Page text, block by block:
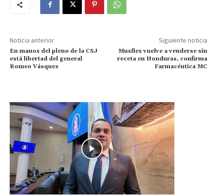
Noticia anterior
En manos del pleno de la CSJ
está libertad del general
Romeo Vásquez
Siguiente noticia
Musflex vuelve a venderse sin
receta en Honduras, confirma
Farmacéutica MC